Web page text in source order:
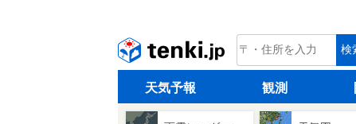
tenki.jp 検
天気予報 観測